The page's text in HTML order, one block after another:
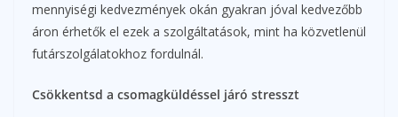
mennyiségi kedvezmények okán gyakran jóval kedvezőbb
áron érhetők el ezek a szolgáltatások, mint ha közvetlenül
futárszolgálatokhoz fordulnál.
Csökkentsd a csomagküldéssel járó stresszt